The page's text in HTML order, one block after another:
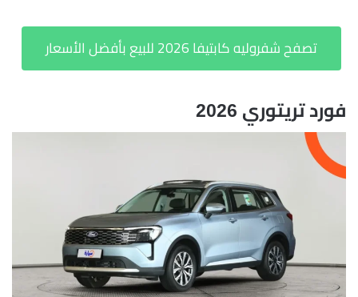
تصفح شفروليه كابتيفا 2026 للبيع بأفضل الأسعار
فورد تريتوري 2026